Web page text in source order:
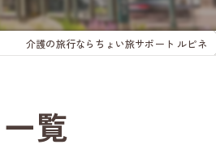
介護の旅行ならちょい旅サポート ルピネ
覧